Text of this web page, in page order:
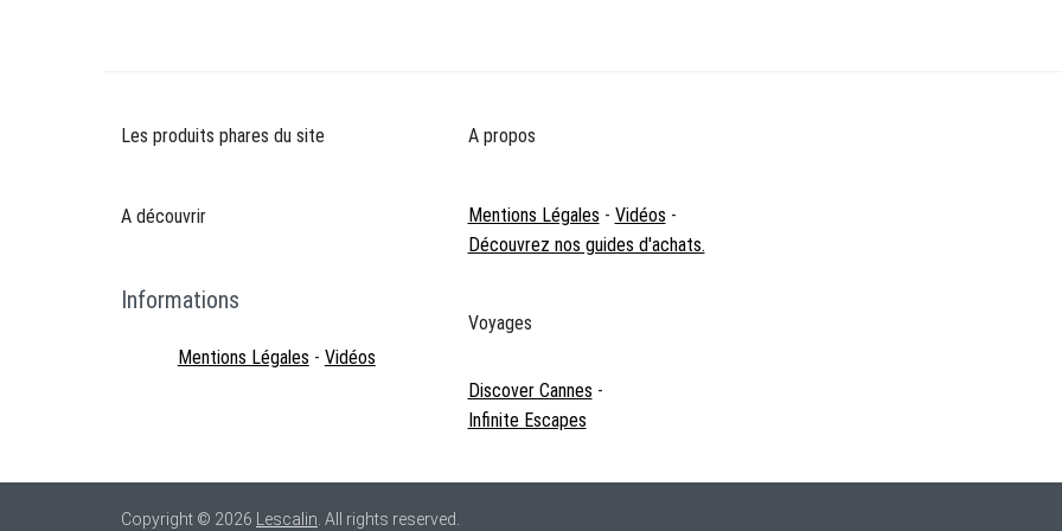
Les produits phares du site
A découvrir
Informations
Mentions Légales - Vidéos
A propos
Mentions Légales - Vidéos -
Découvrez nos guides d'achats.
Voyages
Discover Cannes -
Infinite Escapes
Copyright © 2026 Lescalin . All rights reserved.